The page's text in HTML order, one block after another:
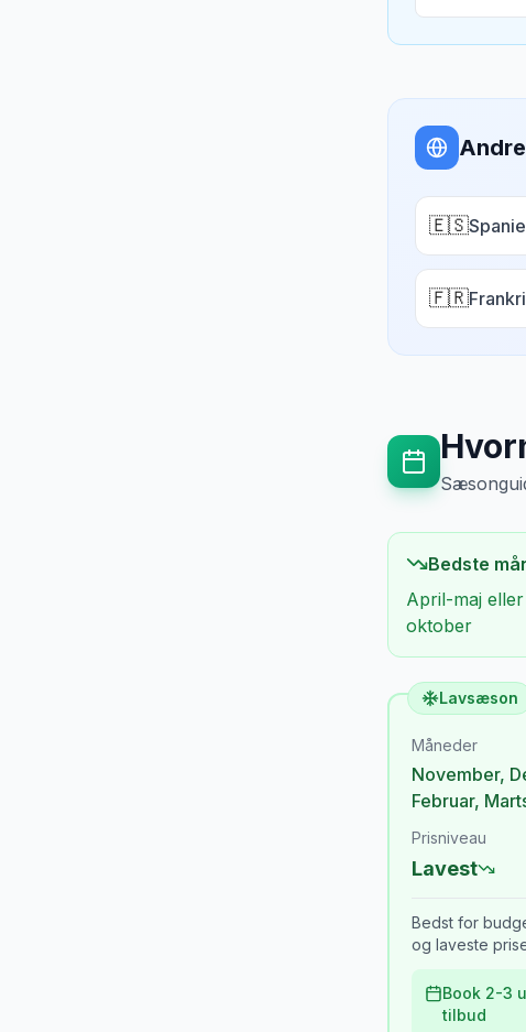
🇪🇸
🇫🇷
Bedste
April-maj
oktober
Lavsæson
Måneder
November,
Februar,
Prisniveau
Lavest
Bedst for
og laveste
Book 2-3
tilbud